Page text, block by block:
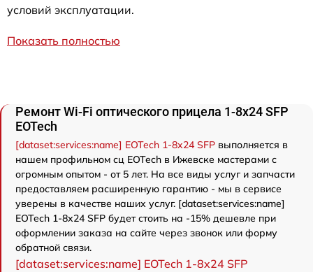
условий эксплуатации.
Показать полностью
Ремонт Wi-Fi оптического прицела 1-8x24 SFP
EOTech
[dataset:services:name] EOTech 1-8x24 SFP выполняется в
нашем профильном сц EOTech в Ижевске мастерами с
огромным опытом - от 5 лет. На все виды услуг и запчасти
предоставляем расширенную гарантию - мы в сервисе
уверены в качестве наших услуг. [dataset:services:name]
EOTech 1-8x24 SFP будет стоить на -15% дешевле при
оформлении заказа на сайте через звонок или форму
обратной связи.
[dataset:services:name] EOTech 1-8x24 SFP